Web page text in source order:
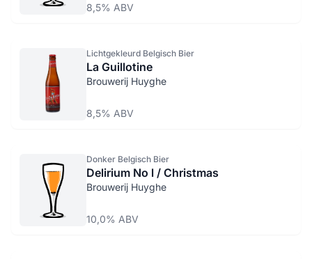
8,5% ABV
Lichtgekleurd Belgisch Bier
La Guillotine
Brouwerij Huyghe
8,5% ABV
Donker Belgisch Bier
Delirium No l / Christmas
Brouwerij Huyghe
10,0% ABV